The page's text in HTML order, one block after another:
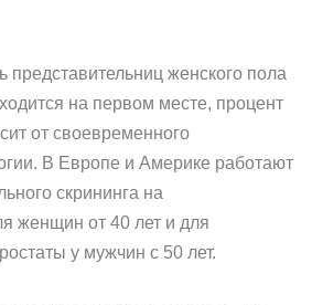
представительниц женского пола
на первом месте, процент
от своевременного
В Европе и Америке работают
скрининга на
женщин от 40 лет и для
у мужчин с 50 лет.